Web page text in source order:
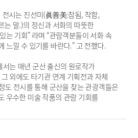
전시는 진선미(眞善美:참됨, 착함,
는 말.)의 정신과 서화의 따뜻한
는 기회” 라며 “관람객분들이 서화 속
느낄 수 있기를 바란다.” 고 전했다.
는 매년 군산 출신의 원로작가
외에도 타기관 연계 기획전과 자체
도 전시를 통해 군산을 찾는 관광객들은
우수한 미술 작품의 관람 기회를